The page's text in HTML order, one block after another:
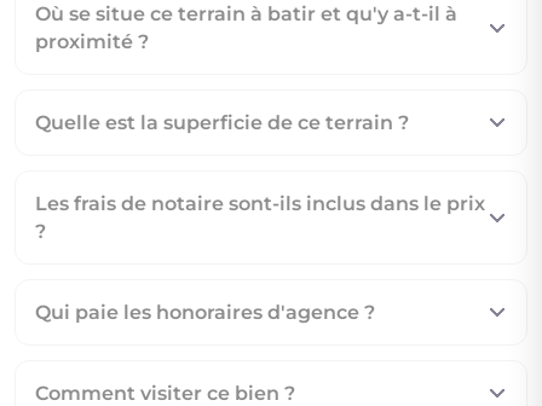
Où se situe ce terrain à batir et qu'y a-t-il à
proximité ?
Quelle est la superficie de ce terrain ?
Les frais de notaire sont-ils inclus dans le prix
?
Qui paie les honoraires d'agence ?
Comment visiter ce bien ?